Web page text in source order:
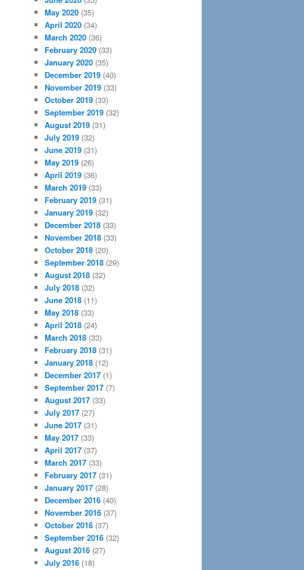
May 2020 (35)
April 2020 (34)
March 2020 (36)
February 2020 (33)
January 2020 (35)
December 2019 (40)
November 2019 (33)
October 2019 (33)
September 2019 (32)
August 2019 (31)
July 2019 (32)
June 2019 (31)
May 2019 (26)
April 2019 (36)
March 2019 (33)
February 2019 (31)
January 2019 (32)
December 2018 (33)
November 2018 (33)
October 2018 (20)
September 2018 (29)
August 2018 (32)
July 2018 (32)
June 2018 (11)
May 2018 (33)
April 2018 (24)
March 2018 (33)
February 2018 (31)
January 2018 (12)
December 2017 (1)
September 2017 (7)
August 2017 (33)
July 2017 (27)
June 2017 (31)
May 2017 (33)
April 2017 (37)
March 2017 (33)
February 2017 (31)
January 2017 (28)
December 2016 (40)
November 2016 (37)
October 2016 (37)
September 2016 (32)
August 2016 (27)
July 2016 (18)